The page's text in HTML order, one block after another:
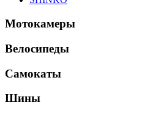
Мотокамеры
Велосипеды
Самокаты
Шины